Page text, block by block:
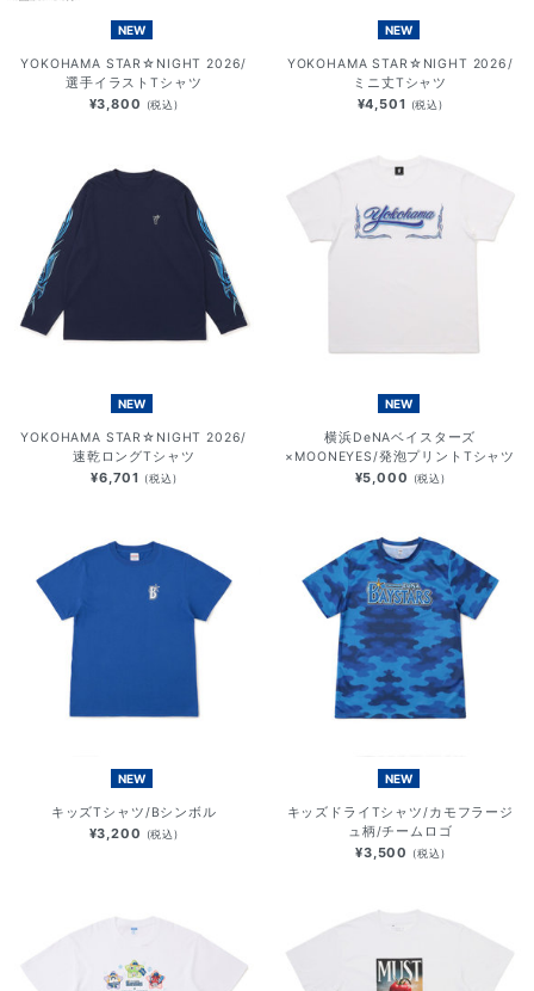
NEW
YOKOHAMA STAR☆NIGHT 2026/
選手イラストTシャツ
¥3,800 (税込)
NEW
YOKOHAMA STAR☆NIGHT 2026/
ミニ丈Tシャツ
¥4,501 (税込)
NEW
YOKOHAMA STAR☆NIGHT 2026/
速乾ロングTシャツ
¥6,701 (税込)
NEW
横浜DeNAベイスターズ
×MOONEYES/発泡プリントTシャツ
¥5,000 (税込)
NEW
キッズTシャツ/Bシンボル
¥3,200 (税込)
NEW
キッズドライTシャツ/カモフラージ
ュ柄/チームロゴ
¥3,500 (税込)